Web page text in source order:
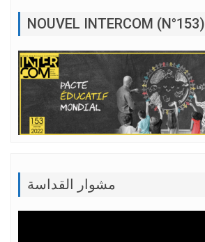
NOUVEL INTERCOM (N°153)
مشوار القداسة